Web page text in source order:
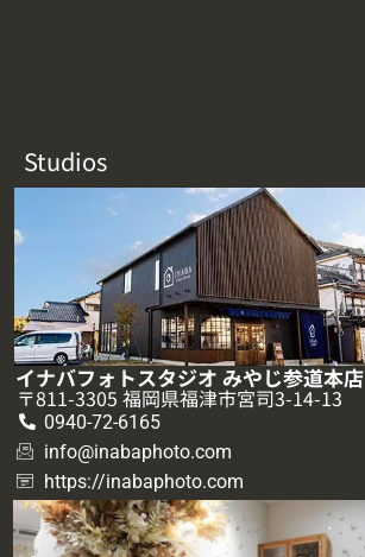
Studios
イナバフォトスタジオ みやじ参道本店
〒811-3305 福岡県福津市宮司3-14-13
0940-72-6165
info@inabaphoto.com
https://inabaphoto.com